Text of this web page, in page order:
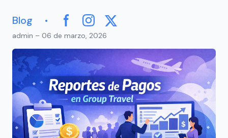
Blog · FacebookInstagram
X
admin – 06 de marzo, 2026